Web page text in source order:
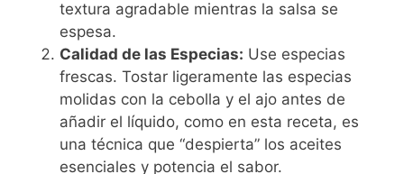
textura agradable mientras la salsa se
espesa.
Calidad de las Especias: Use especias
frescas. Tostar ligeramente las especias
molidas con la cebolla y el ajo antes de
añadir el líquido, como en esta receta, es
una técnica que “despierta” los aceites
esenciales y potencia el sabor.